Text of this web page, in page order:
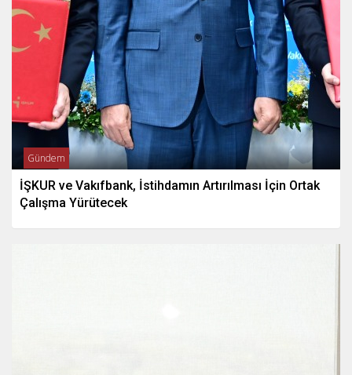
Gündem
İŞKUR ve Vakıfbank, İstihdamın Artırılması İçin Ortak
Çalışma Yürütecek